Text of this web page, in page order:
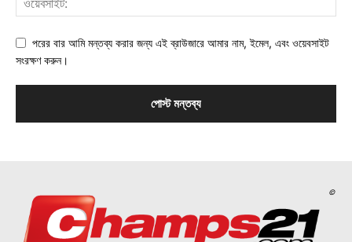
পরের বার আমি মন্তব্য করার জন্য এই ব্রাউজারে আমার নাম, ইমেল, এবং ওয়েবসাইট
সংরক্ষণ করুন।
©